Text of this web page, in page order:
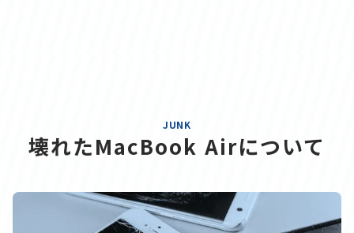
JUNK
壊れたMacBook Airについて